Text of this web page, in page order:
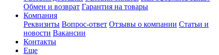
Обмен и возврат Гарантия на товары
Компания
Реквизиты Вопрос-ответ Отзывы о компании Статьи и
новости Вакансии
Контакты
Еще